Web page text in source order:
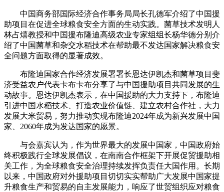
中国商务部国际经济合作事务局局长孔德军介绍了中国援
助项目在促进全球粮食安全方面的生动实践。菌草技术发明人
林占熺教授和中国援布隆迪高级农业专家组组长杨华德分别介
绍了中国菌草和杂交水稻技术在帮助最不发达国家解决粮食安
全问题方面取得的显著成效。
布隆迪国家合作经济发展署署长恩达伊凯杰和菌草项目斐
济受益农户代表卡布卡布分享了与中国援助项目共同发展的生
动故事。恩达伊凯杰表示，在中国援助的大力支持下，布隆迪
引进中国水稻技术、打造农业价值链、建立农村合作社，大力
发展大米贸易，努力推动实现布隆迪2024年成为新兴发展中国
家、2060年成为发达国家的愿景。
与会嘉宾认为，作为世界最大的发展中国家，中国政府始
终积极践行全球发展倡议，在南南合作框架下开展促贸援助相
关工作，为全球粮食安全治理持续发挥负责任大国作用。长期
以来，中国政府对外援助项目切切实实帮助广大发展中国家提
升粮食生产和贸易的自主发展能力，响应了世贸组织应对粮食